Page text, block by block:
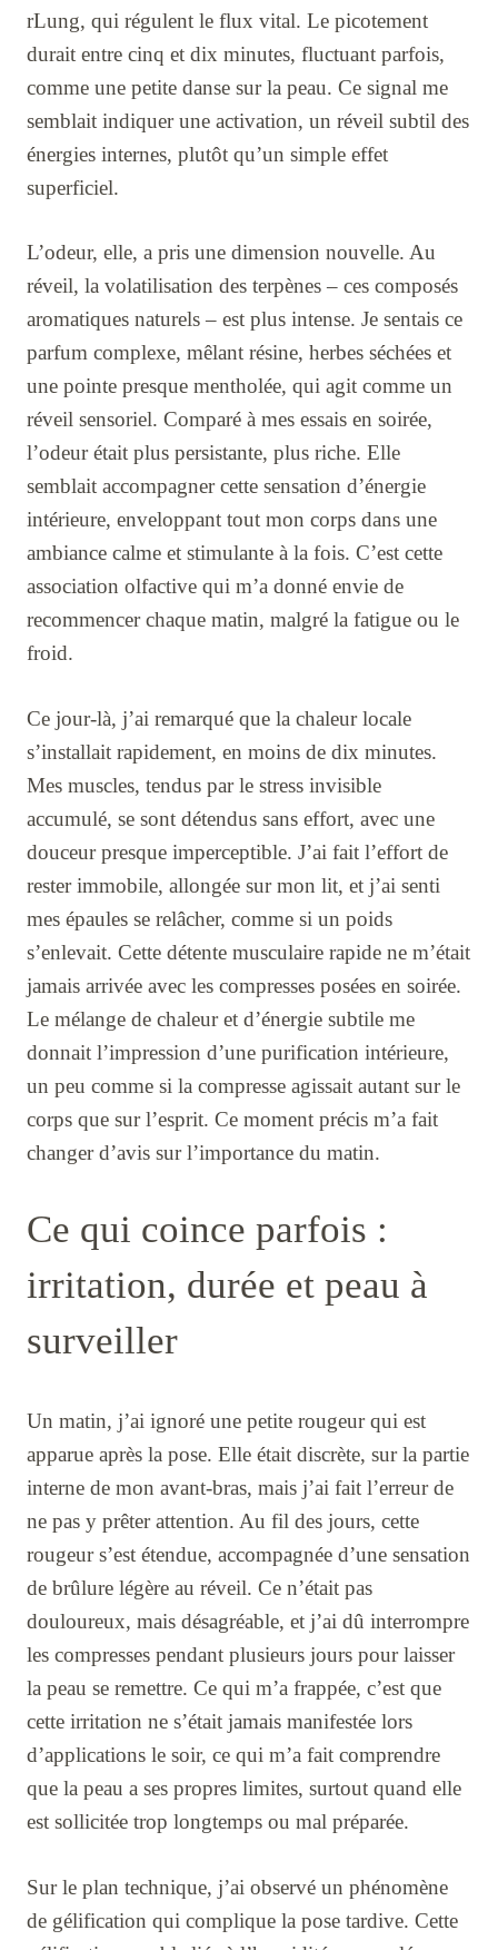
rLung, qui régulent le flux vital. Le picotement
durait entre cinq et dix minutes, fluctuant parfois,
comme une petite danse sur la peau. Ce signal me
semblait indiquer une activation, un réveil subtil des
énergies internes, plutôt qu’un simple effet
superficiel.
L’odeur, elle, a pris une dimension nouvelle. Au
réveil, la volatilisation des terpènes – ces composés
aromatiques naturels – est plus intense. Je sentais ce
parfum complexe, mêlant résine, herbes séchées et
une pointe presque mentholée, qui agit comme un
réveil sensoriel. Comparé à mes essais en soirée,
l’odeur était plus persistante, plus riche. Elle
semblait accompagner cette sensation d’énergie
intérieure, enveloppant tout mon corps dans une
ambiance calme et stimulante à la fois. C’est cette
association olfactive qui m’a donné envie de
recommencer chaque matin, malgré la fatigue ou le
froid.
Ce jour-là, j’ai remarqué que la chaleur locale
s’installait rapidement, en moins de dix minutes.
Mes muscles, tendus par le stress invisible
accumulé, se sont détendus sans effort, avec une
douceur presque imperceptible. J’ai fait l’effort de
rester immobile, allongée sur mon lit, et j’ai senti
mes épaules se relâcher, comme si un poids
s’enlevait. Cette détente musculaire rapide ne m’était
jamais arrivée avec les compresses posées en soirée.
Le mélange de chaleur et d’énergie subtile me
donnait l’impression d’une purification intérieure,
un peu comme si la compresse agissait autant sur le
corps que sur l’esprit. Ce moment précis m’a fait
changer d’avis sur l’importance du matin.
Ce qui coince parfois :
irritation, durée et peau à
surveiller
Un matin, j’ai ignoré une petite rougeur qui est
apparue après la pose. Elle était discrète, sur la partie
interne de mon avant-bras, mais j’ai fait l’erreur de
ne pas y prêter attention. Au fil des jours, cette
rougeur s’est étendue, accompagnée d’une sensation
de brûlure légère au réveil. Ce n’était pas
douloureux, mais désagréable, et j’ai dû interrompre
les compresses pendant plusieurs jours pour laisser
la peau se remettre. Ce qui m’a frappée, c’est que
cette irritation ne s’était jamais manifestée lors
d’applications le soir, ce qui m’a fait comprendre
que la peau a ses propres limites, surtout quand elle
est sollicitée trop longtemps ou mal préparée.
Sur le plan technique, j’ai observé un phénomène
de gélification qui complique la pose tardive. Cette